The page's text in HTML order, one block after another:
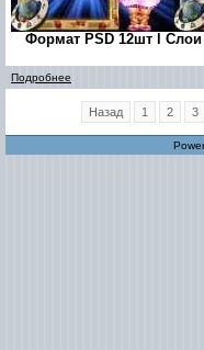
Формат PSD 12шт l Слои
Подробнее
Назад 1 2 3